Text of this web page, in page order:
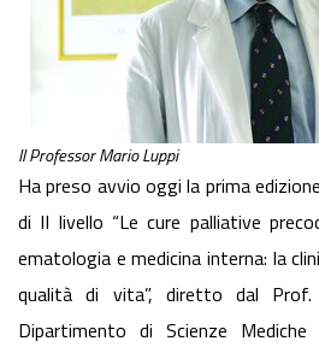
Il Professor Mario Luppi
Ha preso avvio oggi la prima
di II livello “Le cure palliative
ematologia e medicina interna: la
qualità di vita”, diretto dal Prof.
Dipartimento di Scienze